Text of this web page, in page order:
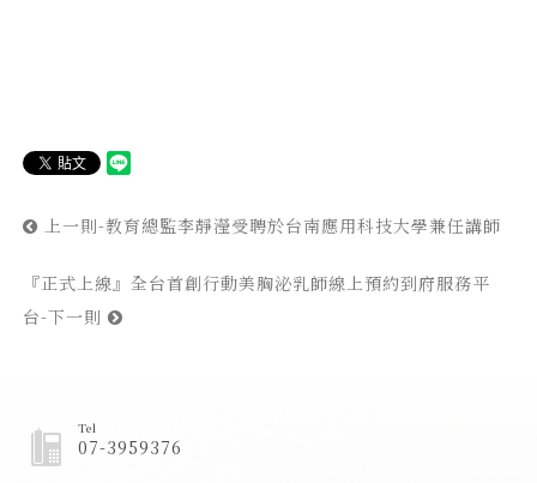
上一則-教育總監李靜瀅受聘於台南應用科技大學兼任講師
『正式上線』全台首創行動美胸泌乳師線上預約到府服務平
台-下一則
Tel
07-3959376